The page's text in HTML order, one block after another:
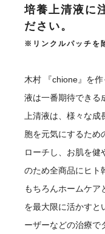
培養上清液に
ださい。
※リンクルパッチを
木村
『chione』を
液は一番期待できる
上清液は、様々な
胞を元気にするため
ローチし、お肌を健
のため全商品にヒト
もちろんホームケア
を最大限に活かすと
ーザーなどの治療で